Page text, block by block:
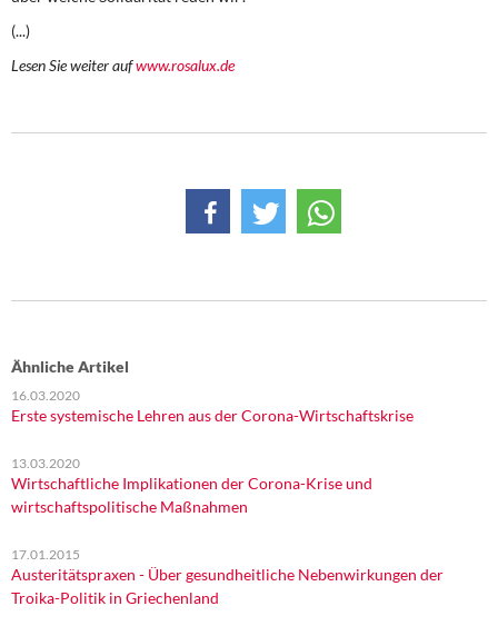
(...)
Lesen Sie weiter aufwww.rosalux.de
Ähnliche Artikel
16.03.2020
Erste systemische Lehren aus der Corona-Wirtschaftskrise
13.03.2020
Wirtschaftliche Implikationen der Corona-Krise und
wirtschaftspolitische Maßnahmen
17.01.2015
Austeritätspraxen - Über gesundheitliche Nebenwirkungen der
Troika-Politik in Griechenland